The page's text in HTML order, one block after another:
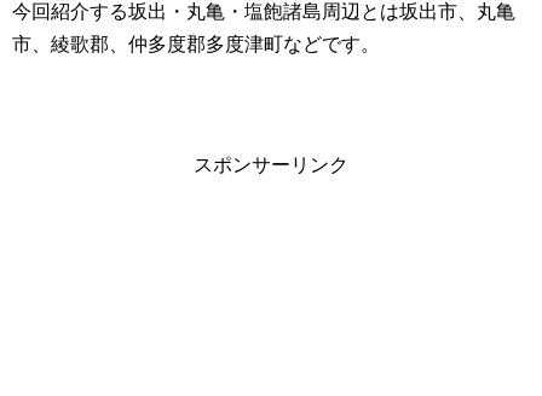
今回紹介する坂出・丸亀・塩飽諸島周辺とは坂出市、丸亀
市、綾歌郡、仲多度郡多度津町などです。
スポンサーリンク